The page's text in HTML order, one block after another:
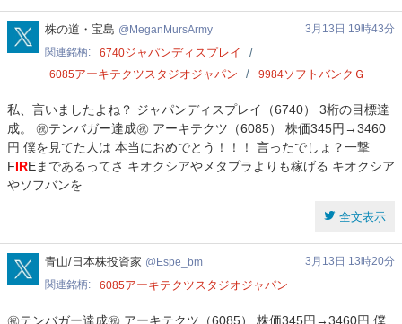
MeganMursArmy
株の道・宝島 MeganMursArmy
3月13日 19時43分
関連銘柄
6740ジャパンディスプレイ
6085アーキテクツスタジオジャパン 9984ソフトバンクＧ
私、言いましたよね？ ジャパンディスプレイ（6740） 3桁の目標達
成。 ㊗テンバガー達成㊗ アーキテクツ（6085） 株価345円→3460
円 僕を見てた人は 本当におめでとう！！！ 言ったでしょ？一撃
FIREまであるってさ キオクシアやメタプラよりも稼げる キオクシア
やソフバンを
全文表示
Espe_bm
青山/日本株投資家 Espe_bm
3月13日 13時20分
関連銘柄
6085アーキテクツスタジオジャパン
㊗テンバガー達成㊗ アーキテクツ（6085） 株価345円→3460円 僕